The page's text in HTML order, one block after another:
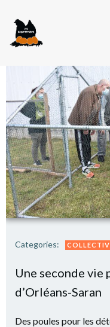
Categories:
Une seconde vie
d’Orléans-Saran
Des poules pour les